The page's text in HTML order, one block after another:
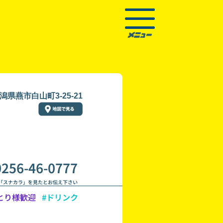
県燕市白山町3-25-21
46-0777
スナカラ」を見たとお伝え下さい
り様歓迎 #ドリンク